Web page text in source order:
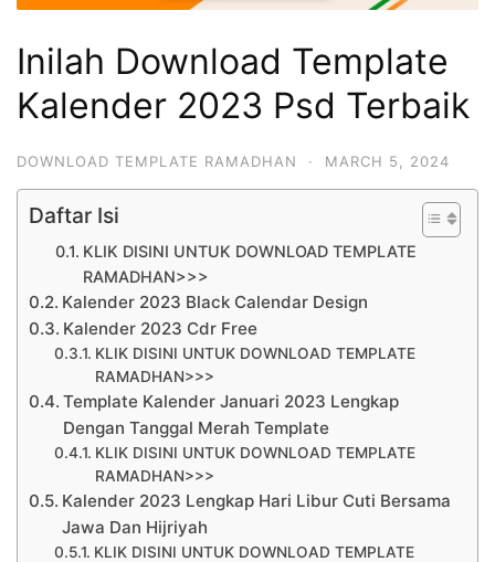
Inilah Download Template
Kalender 2023 Psd Terbaik
DOWNLOAD TEMPLATE RAMADHAN · MARCH 5, 2024
Daftar Isi
KLIK DISINI UNTUK DOWNLOAD TEMPLATE
RAMADHAN>>>
Kalender 2023 Black Calendar Design
Kalender 2023 Cdr Free
KLIK DISINI UNTUK DOWNLOAD TEMPLATE
RAMADHAN>>>
Template Kalender Januari 2023 Lengkap
Dengan Tanggal Merah Template
KLIK DISINI UNTUK DOWNLOAD TEMPLATE
RAMADHAN>>>
Kalender 2023 Lengkap Hari Libur Cuti Bersama
Jawa Dan Hijriyah
KLIK DISINI UNTUK DOWNLOAD TEMPLATE